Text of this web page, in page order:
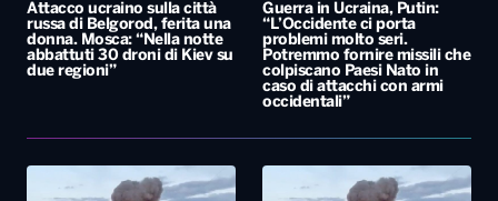
Attacco ucraino sulla città
russa di Belgorod, ferita una
donna. Mosca: “Nella notte
abbattuti 30 droni di Kiev su
due regioni”
Guerra in Ucraina, Putin:
“L’Occidente ci porta
problemi molto seri.
Potremmo fornire missili che
colpiscano Paesi Nato in
caso di attacchi con armi
occidentali”